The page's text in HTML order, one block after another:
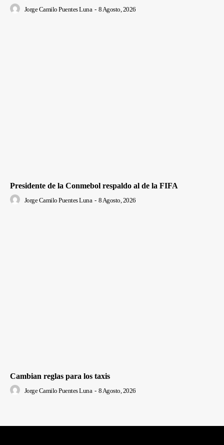
Jorge Camilo Puentes Luna - 8 Agosto, 2026
Presidente de la Conmebol respaldo al de la FIFA
Jorge Camilo Puentes Luna - 8 Agosto, 2026
Cambian reglas para los taxis
Jorge Camilo Puentes Luna - 8 Agosto, 2026